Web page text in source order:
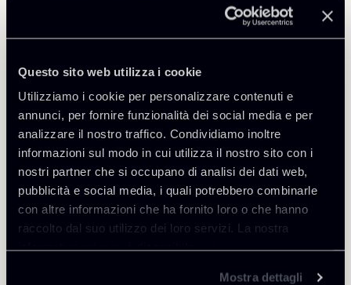
Questo sito web utilizza i cookie
Utilizziamo i cookie per personalizzare contenuti e
annunci, per fornire funzionalità dei social media e per
analizzare il nostro traffico. Condividiamo inoltre
informazioni sul modo in cui utilizza il nostro sito con i
nostri partner che si occupano di analisi dei dati web,
pubblicità e social media, i quali potrebbero combinarle
con altre informazioni che ha fornito loro o che hanno
raccolto dal suo utilizzo dei loro servizi. La nostra
informativa privacy è disponibilequi.
Mostra dettagli
tutti i dettagli sulla conferenza e le
Condividi